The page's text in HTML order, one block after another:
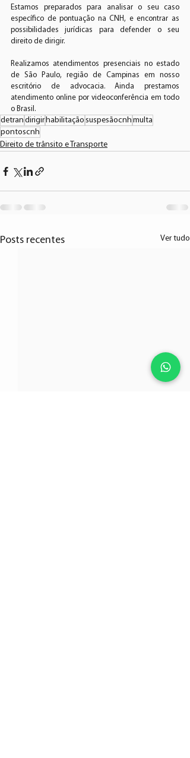
Estamos preparados para analisar o seu caso
específico de pontuação na CNH, e encontrar as
possibilidades jurídicas para defender o seu
direito de dirigir.
Realizamos atendimentos presenciais no estado
de São Paulo, região de Campinas em nosso
escritório de advocacia. Ainda prestamos
atendimento online por videoconferência em todo
o Brasil.
detran dirigirhabilitação suspesãocnh multa
pontoscnh
Direito de trânsito e Transporte
Posts recentes Ver tudo